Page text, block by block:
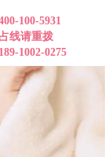
100-5931
线请重拨
189-1002-0275